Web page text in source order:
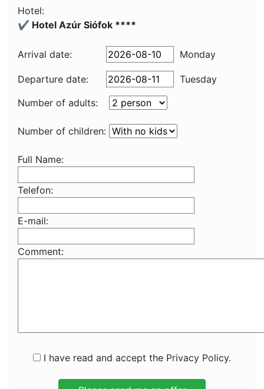
Hotel:
✔️ Hotel Azúr Siófok ****
Arrival date: Monday
Departure date:
Tuesday
Number of adults:
Number of children:
Full Name:
Telefon:
E-mail:
Comment:
I have read and accept the Privacy Policy.